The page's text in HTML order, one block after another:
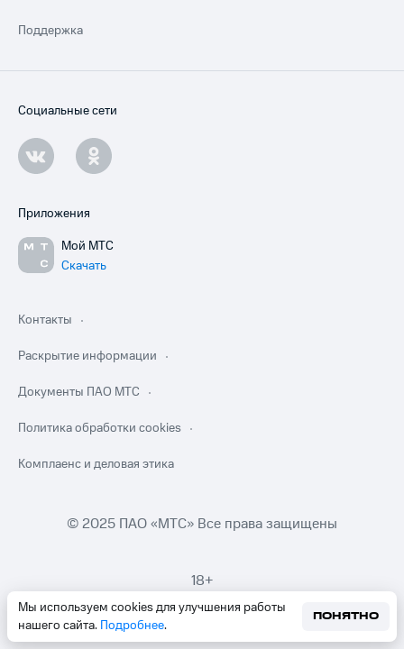
Мы используем cookies для улучшения работы
нашего сайта. Подробнее.
ПОНЯТНО
Поддержка
Социальные сети
Приложения
Мой МТС
Скачать
Контакты
Раскрытие информации
Документы ПАО МТС
Политика обработки cookies
Комплаенс и деловая этика
© 2025 ПАО «МТС» Все права защищены
18+